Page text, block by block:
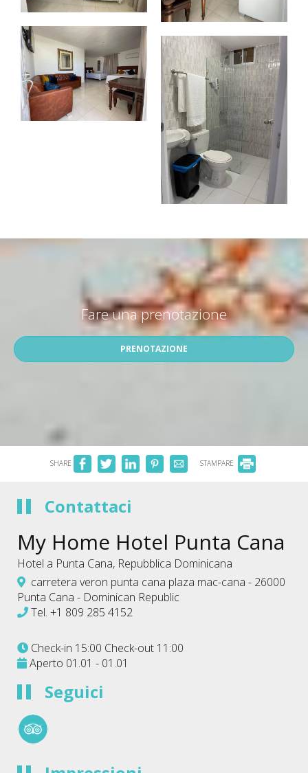
Fare una prenotazione
PRENOTAZIONE
SHARE STAMPARE
Contattaci
My Home Hotel Punta Cana
Hotel a Punta Cana, Repubblica Dominicana
carretera veron punta cana plaza mac-cana - 26000
Punta Cana - Dominican Republic
Tel. +1 809 285 4152
Check-in 15:00 Check-out 11:00
Aperto 01.01 - 01.01
Seguici